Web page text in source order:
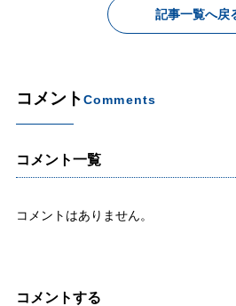
記事一覧へ戻
コメントComments
コメント一覧
コメントはありません。
コメントする